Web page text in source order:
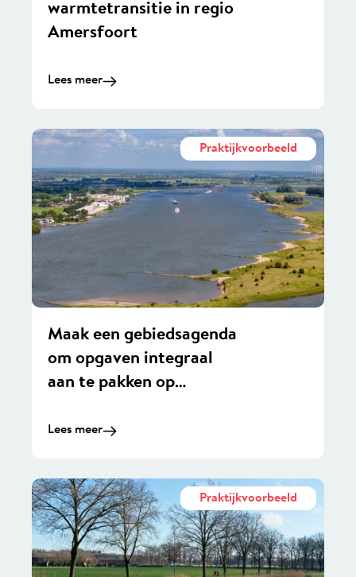
warmtetransitie in regio
Amersfoort
Lees meer
Praktijkvoorbeeld
Maak een gebiedsagenda
om opgaven integraal
aan te pakken op
Lees meer
Praktijkvoorbeeld